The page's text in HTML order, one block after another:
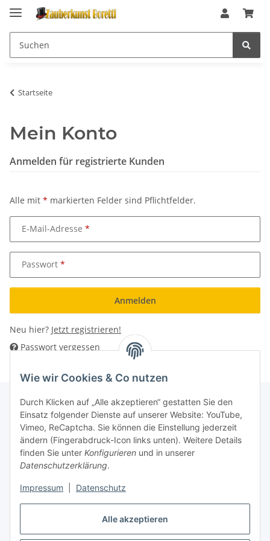
Alle akzeptieren
Wie wir Cookies & Co nutzen
Durch Klicken auf „Alle akzeptieren“ gestatten Sie den
Einsatz folgender Dienste auf unserer Website: YouTube,
Vimeo, ReCaptcha. Sie können die Einstellung jederzeit
ändern (Fingerabdruck-Icon links unten). Weitere Details
finden Sie unter Konfigurieren und in unserer
Datenschutzerklärung.
Impressum Datenschutz
Startseite
Mein Konto
Anmelden für registrierte Kunden
Alle mit * markierten Felder sind Pflichtfelder.
E-Mail-Adresse
Passwort
Anmelden
Neu hier? Jetzt registrieren!
Passwort vergessen
Informationen
Gesetzliche Informationen